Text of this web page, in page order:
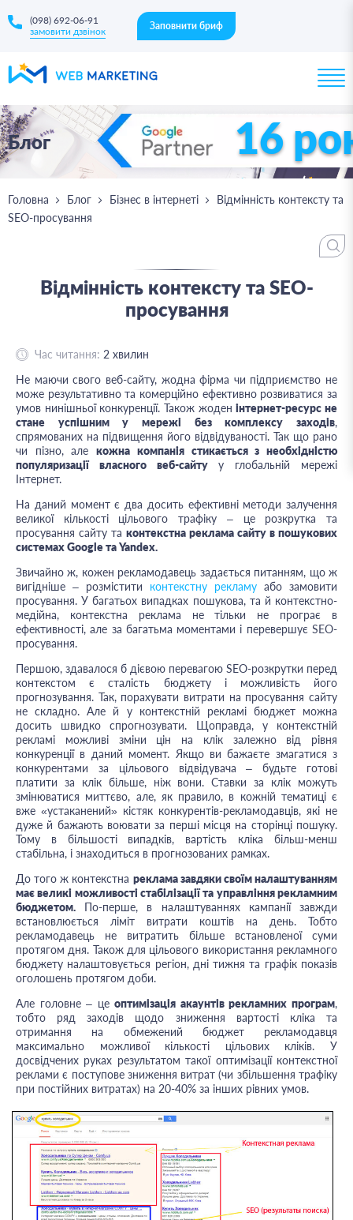
(098) 692-06-91
замовити дзвінок
Заповнити бриф
Блог 16
Головна Блог Бізнес в інтернеті
Відмінність контексту та
SEO-просування
Відмінність контексту та SEO-
просування
Час читання: 2 хвилин
Не маючи свого веб-сайту, жодна фірма чи підприємство не
може результативно та комерційно ефективно розвиватися за
умов нинішньої конкуренції. Також жоденінтернет-ресурс не
стане успішним у мережі без комплексу заходів,
спрямованих на підвищення його відвідуваності. Так що рано
чи пізно, алекожна компанія стикається з необхідністю
популяризації власного веб-сайтуу глобальній мережі
Інтернет.
На даний момент є два досить ефективні методи залучення
великої кількості цільового трафіку – це розкрутка та
просування сайту та контекстна реклама сайту в пошукових
системах Google та Yandex.
Звичайно ж, кожен рекламодавець задається питанням, що ж
вигідніше – розмістити контекстну рекламу або замовити
просування. У багатьох випадках пошукова, та й контекстно-
медійна, контекстна реклама не тільки не програє в
ефективності, але за багатьма моментами і перевершує SEO-
просування.
Першою, здавалося б дієвою перевагою SEO-розкрутки перед
контекстом є сталість бюджету і можливість його
прогнозування. Так, порахувати витрати на просування сайту
не складно. Але й у контекстній рекламі бюджет можна
досить швидко спрогнозувати. Щоправда, у контекстній
рекламі можливі зміни цін на клік залежно від рівня
конкуренції в даний момент. Якщо ви бажаєте змагатися з
конкурентами за цільового відвідувача – будьте готові
платити за клік більше, ніж вони.Ставки за клік можуть
змінюватися миттєво, але, як правило, в кожній тематиці є
вже «устаканений» кістяк конкурентів-рекламодавців, які не
дуже й бажають воювати за перші місця на сторінці пошуку.
Тому в більшості випадків, вартість кліка більш-менш
стабільна, і знаходиться в прогнозованих рамках.
До того ж контекстна реклама завдяки своїм налаштуванням
має великі можливості стабілізації та управління рекламним
бюджетом. По-перше, в налаштуваннях кампанії завжди
встановлюється ліміт витрати коштів на день. Тобто
рекламодавець не витратить більше встановленої суми
протягом дня. Також для цільового використання рекламного
бюджету налаштовується регіон, дні тижня та графік показів
оголошень протягом доби.
Але головне – цеоптимізація акаунтів рекламних програм,
тобто ряд заходів щодо зниження вартості кліка та
отримання на обмежений бюджет рекламодавця
максимально можливої ​​кількості цільових кліків. У
досвідчених руках результатом такої оптимізації контекстної
реклами є поступове зниження витрат (чи збільшення трафіку
при постійних витратах) на 20-40% за інших рівних умов.